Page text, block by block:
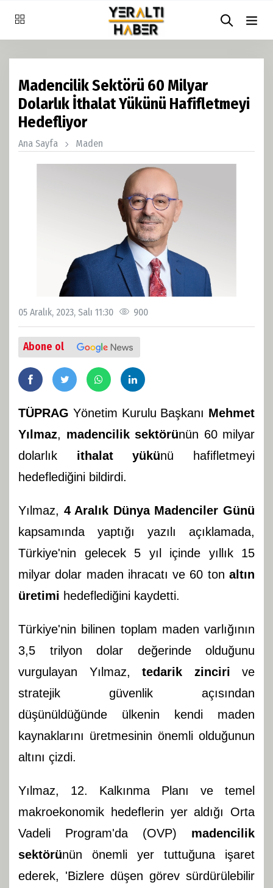
Madencilik Sektörü 60 Milyar
Dolarlık İthalat Yükünü Hafifletmeyi
Hedefliyor
Ana Sayfa Maden
05 Aralık, 2023, Salı 11:30 900
Abone ol
TÜPRAG Yönetim Kurulu Başkanı Mehmet
Yılmaz, madencilik sektörünün 60 milyar
dolarlık ithalat yükünü hafifletmeyi
hedeflediğini bildirdi.
Yılmaz, 4 Aralık Dünya Madenciler Günü
kapsamında yaptığı yazılı açıklamada,
Türkiye'nin gelecek 5 yıl içinde yıllık 15
milyar dolar maden ihracatı ve 60 ton altın
üretimi hedeflediğini kaydetti.
Türkiye'nin bilinen toplam maden varlığının
3,5 trilyon dolar değerinde olduğunu
vurgulayan Yılmaz, tedarik zinciri ve
stratejik güvenlik açısından
düşünüldüğünde ülkenin kendi maden
kaynaklarını üretmesinin önemli olduğunun
altını çizdi.
Yılmaz, 12. Kalkınma Planı ve temel
makroekonomik hedeflerin yer aldığı Orta
Vadeli Program'da (OVP) madencilik
sektörünün önemli yer tuttuğuna işaret
ederek, 'Bizlere düşen görev sürdürülebilir